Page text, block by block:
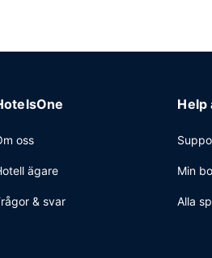
oss
ägare
& svar
Help
Min
Alla